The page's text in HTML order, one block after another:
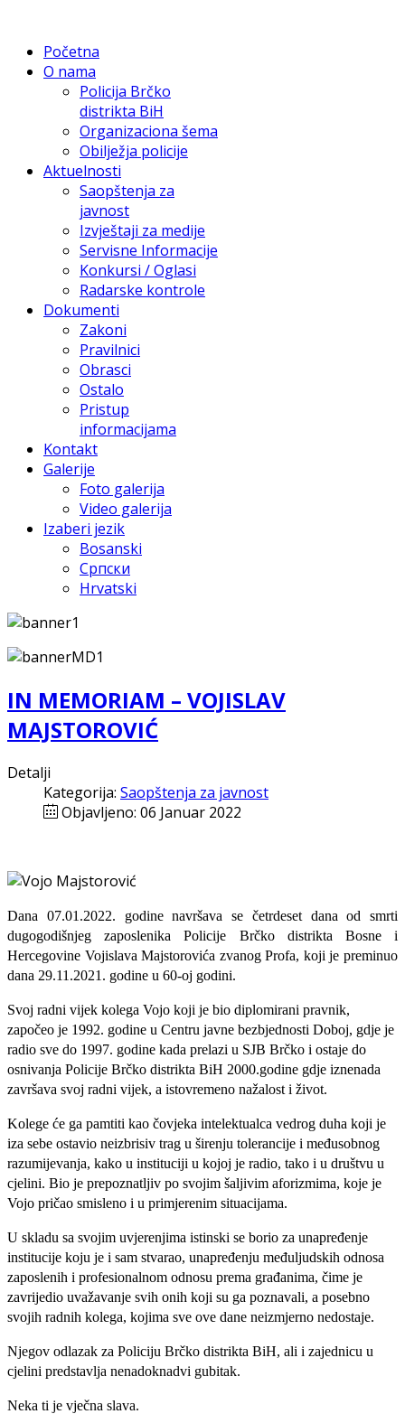
Početna
O nama
Policija Brčko
distrikta BiH
Organizaciona šema
Obilježja policije
Aktuelnosti
Saopštenja za
javnost
Izvještaji za medije
Servisne Informacije
Konkursi / Oglasi
Radarske kontrole
Dokumenti
Zakoni
Pravilnici
Obrasci
Ostalo
Pristup
informacijama
Kontakt
Galerije
Foto galerija
Video galerija
Izaberi jezik
Bosanski
Српски
Hrvatski
IN MEMORIAM – VOJISLAV
MAJSTOROVIĆ
Detalji
Kategorija: Saopštenja za javnost
Objavljeno: 06 Januar 2022
Dana 07.01.2022. godine navršava se četrdeset dana od smrti
dugogodišnjeg zaposlenika Policije Brčko distrikta Bosne i
Hercegovine Vojislava Majstorovića zvanog Profa, koji je preminuo
dana 29.11.2021. godine u 60-oj godini.
Svoj radni vijek kolega Vojo koji je bio diplomirani pravnik,
započeo je 1992. godine u Centru javne bezbjednosti Doboj, gdje je
radio sve do 1997. godine kada prelazi u SJB Brčko i ostaje do
osnivanja Policije Brčko distrikta BiH 2000.godine gdje iznenada
završava svoj radni vijek, a istovremeno nažalost i život.
Kolege će ga pamtiti kao čovjeka intelektualca vedrog duha koji je
iza sebe ostavio neizbrisiv trag u širenju tolerancije i međusobnog
razumijevanja, kako u instituciji u kojoj je radio, tako i u društvu u
cjelini. Bio je prepoznatljiv po svojim šaljivim aforizmima, koje je
Vojo pričao smisleno i u primjerenim situacijama.
U skladu sa svojim uvjerenjima istinski se borio za unapređenje
institucije koju je i sam stvarao, unapređenju međuljudskih odnosa
zaposlenih i profesionalnom odnosu prema građanima, čime je
zavrijedio uvažavanje svih onih koji su ga poznavali, a posebno
svojih radnih kolega, kojima sve ove dane neizmjerno nedostaje.
Njegov odlazak za Policiju Brčko distrikta BiH, ali i zajednicu u
cjelini predstavlja nenadoknadvi gubitak.
Neka ti je vječna slava.